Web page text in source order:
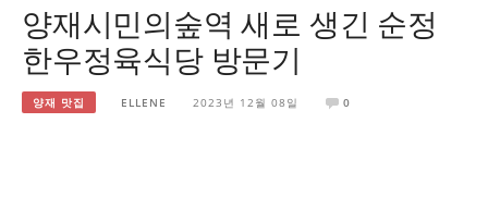
양재시민의숲역 새로 생긴 순정
한우정육식당 방문기
양재 맛집 ELLENE 2023년 12월 08일 0